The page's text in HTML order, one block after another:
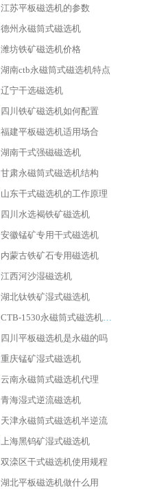
江苏平板磁选机的参数
德州永磁筒式磁选机
潍坊铁矿磁选机价格
湖南ctb永磁筒式磁选机特点
辽宁干选磁选机
四川铁矿磁选机如何配置
福建平板磁选机适用场合
湖南干式强磁磁选机
甘肃永磁筒式磁选机结构
山东干式磁选机的工作原理
四川水选褐铁矿磁选机
安徽锰矿专用干式磁选机
内蒙古铁矿石专用磁选机
江西河沙湿磁选机
湖北钛铁矿湿式磁选机
CTB-1530永磁筒式磁选机代理商
四川平板磁选机是永磁的吗
重庆锰矿湿式磁选机
云南永磁筒式磁选机代理
青海湿式逆流磁选机
天津永磁筒式磁选机半逆流
上海黑钨矿湿式磁选机
双滦区干式磁选机使用规程
湖北平板磁选机做什么用